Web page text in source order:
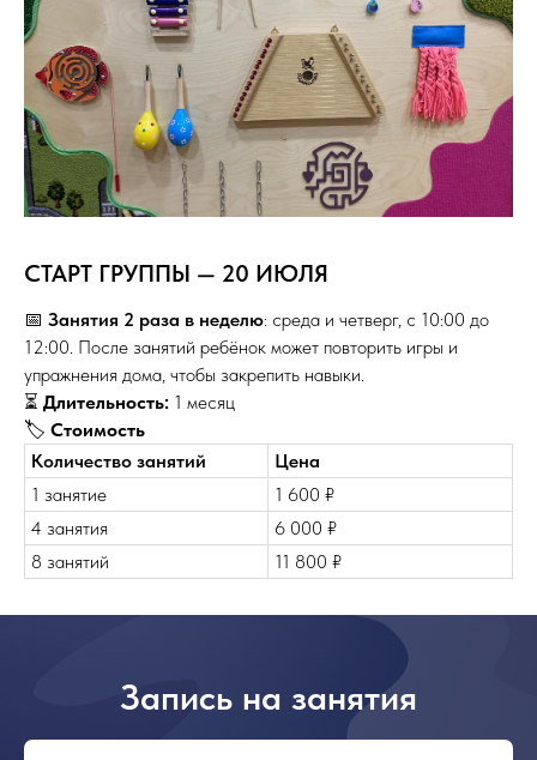
СТАРТ ГРУППЫ — 20 ИЮЛЯ
📅 Занятия 2 раза в неделю: среда и четверг, с 10:00 до
12:00. После занятий ребёнок может повторить игры и
упражнения дома, чтобы закрепить навыки.
⏳ Длительность: 1 месяц
🏷️ Стоимость
Количество занятий
Цена
1 занятие
1 600 ₽
4 занятия
6 000 ₽
8 занятий
11 800 ₽
Запись на занятия